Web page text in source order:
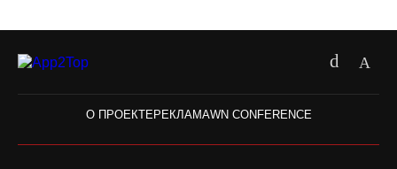
О ПРОЕКТЕ РЕКЛАМАWN CONFERENCE